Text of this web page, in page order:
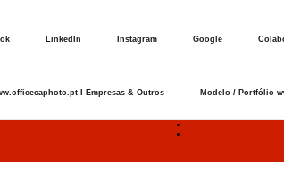
LinkedIn Instagram Google
I Empresas & Outros Modelo / Portfólio